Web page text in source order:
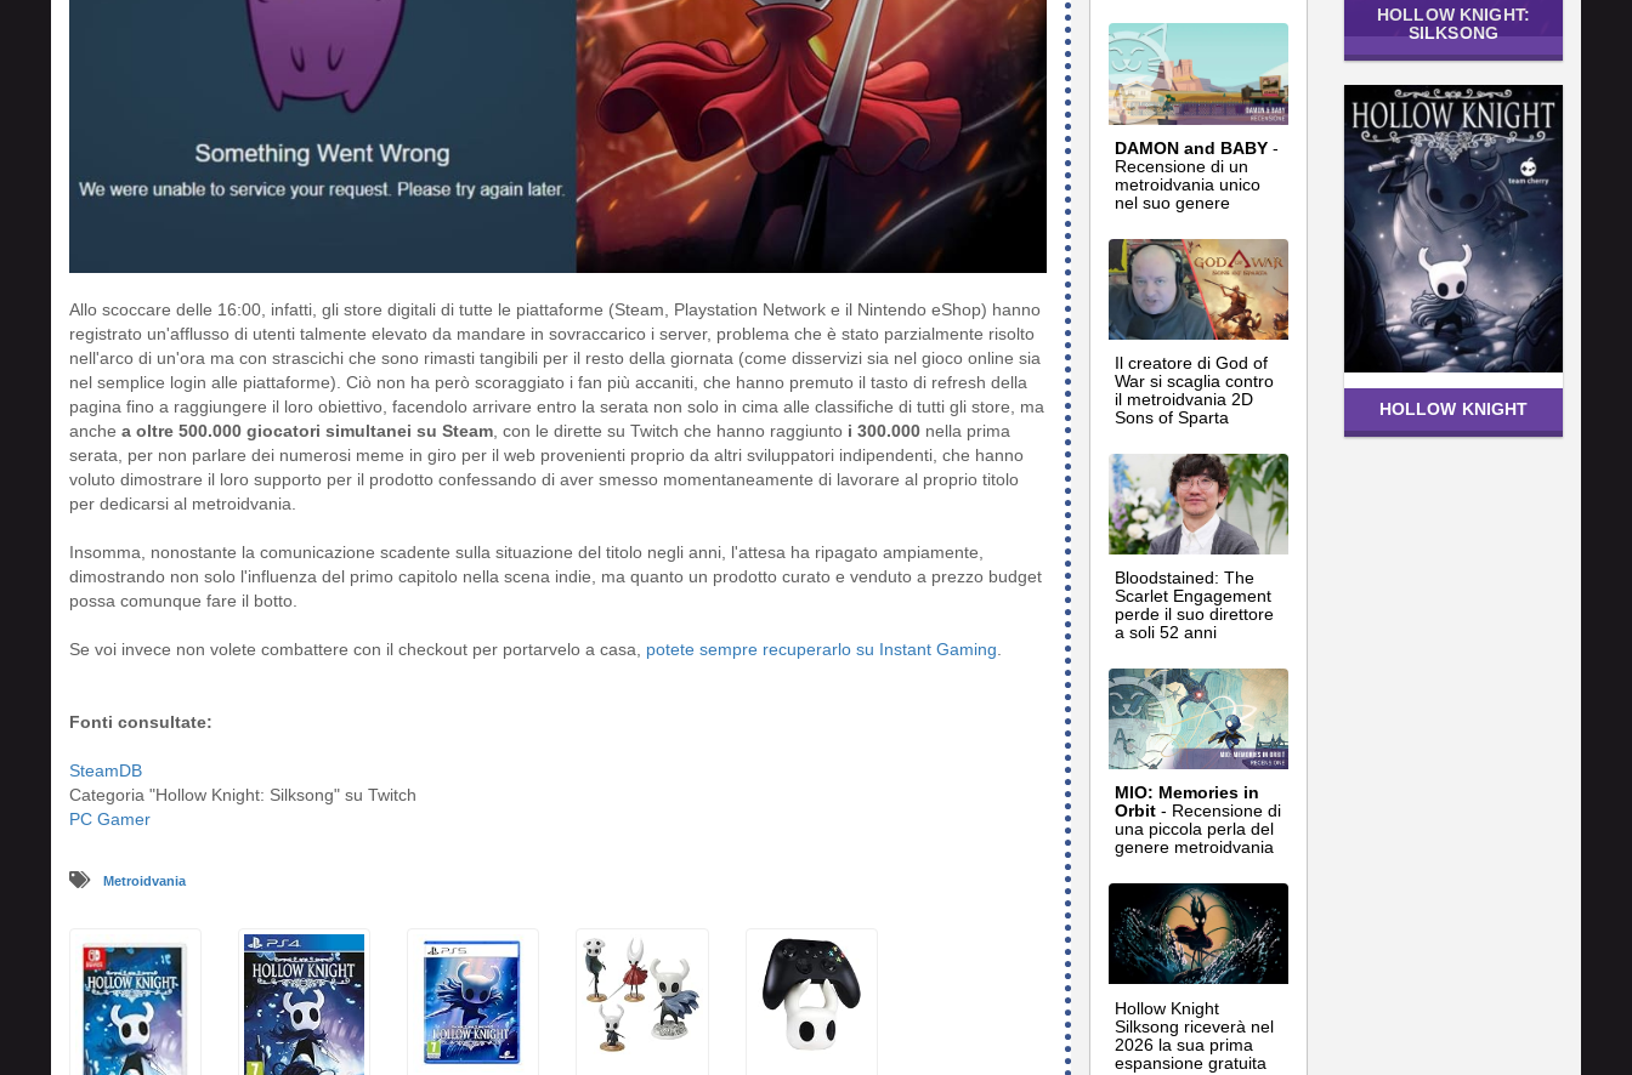
Allo scoccare delle 16:00, infatti, gli store digitali di tutte le piattaforme (Steam, Playstation Network e il Nintendo eShop) hanno
registrato un'afflusso di utenti talmente elevato da mandare in sovraccarico i server, problema che è stato parzialmente risolto
nell'arco di un'ora ma con strascichi che sono rimasti tangibili per il resto della giornata (come disservizi sia nel gioco online sia
nel semplice login alle piattaforme). Ciò non ha però scoraggiato i fan più accaniti, che hanno premuto il tasto di refresh della
pagina fino a raggiungere il loro obiettivo, facendolo arrivare entro la serata non solo in cima alle classifiche di tutti gli store, ma
anche a oltre 500.000 giocatori simultanei su Steam , con le dirette su Twitch che hanno raggiunto i 300.000 nella prima
serata, per non parlare dei numerosi meme in giro per il web provenienti proprio da altri sviluppatori indipendenti, che hanno
voluto dimostrare il loro supporto per il prodotto confessando di aver smesso momentaneamente di lavorare al proprio titolo
per dedicarsi al metroidvania.
Insomma, nonostante la comunicazione scadente sulla situazione del titolo negli anni, l'attesa ha ripagato ampiamente,
dimostrando non solo l'influenza del primo capitolo nella scena indie, ma quanto un prodotto curato e venduto a prezzo budget
possa comunque fare il botto.
Se voi invece non volete combattere con il checkout per portarvelo a casa, potete sempre recuperarlo su Instant Gaming
Fonti consultate:
SteamDB
Categoria "Hollow Knight: Silksong" su Twitch
PC Gamer
Metroidvania
DAMON and BABY -
Recensione di un
metroidvania unico
nel suo genere
Il creatore di God of
War si scaglia contro
il metroidvania 2D
Sons of Sparta
Bloodstained: The
Scarlet Engagement
perde il suo direttore
a soli 52 anni
MIO: Memories in
Orbit - Recensione di
una piccola perla del
genere metroidvania
Hollow Knight
Silksong riceverà nel
2026 la sua prima
espansione gratuita
HOLLOW KNIGHT:
SILKSONG
HOLLOW KNIGHT